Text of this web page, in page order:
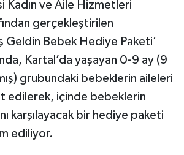
Kadın ve Aile Hizmetleri
gerçekleştirilen
Geldin Bebek Hediye Paketi’
Kartal’da yaşayan 0-9 ay (9
grubundaki bebeklerin aileleri
edilerek, içinde bebeklerin
karşılayacak bir hediye paketi
ediliyor.